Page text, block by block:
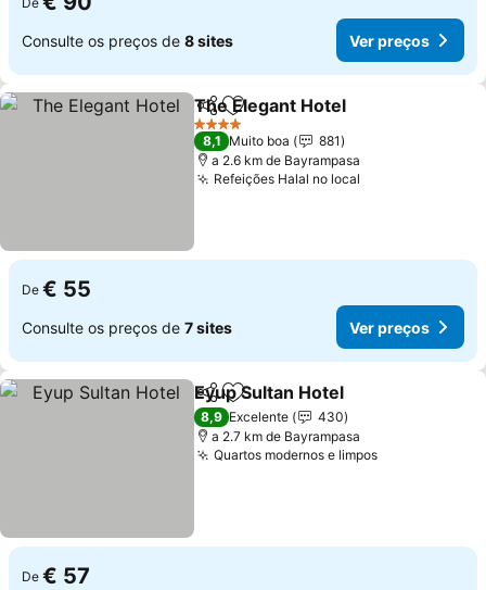
Consulte os preços de 8 sites Ver preços
PartilharAdicionar aos favoritos
The Elegant Hotel
4 Estrelas
8,1 Muito boa
881
a 2.6 km de Bayrampasa
Refeições Halal no local
De € 55
Consulte os preços de 7 sites Ver preços
PartilharAdicionar aos favoritos
Eyup Sultan Hotel
8,9 Excelente
430
a 2.7 km de Bayrampasa
Quartos modernos e limpos
De € 57